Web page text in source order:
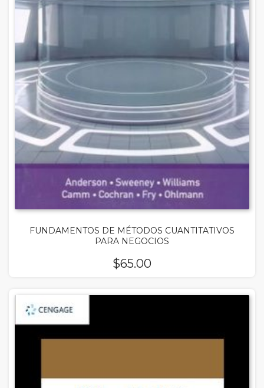
FUNDAMENTOS DE MÉTODOS CUANTITATIVOS
PARA NEGOCIOS
$65.00